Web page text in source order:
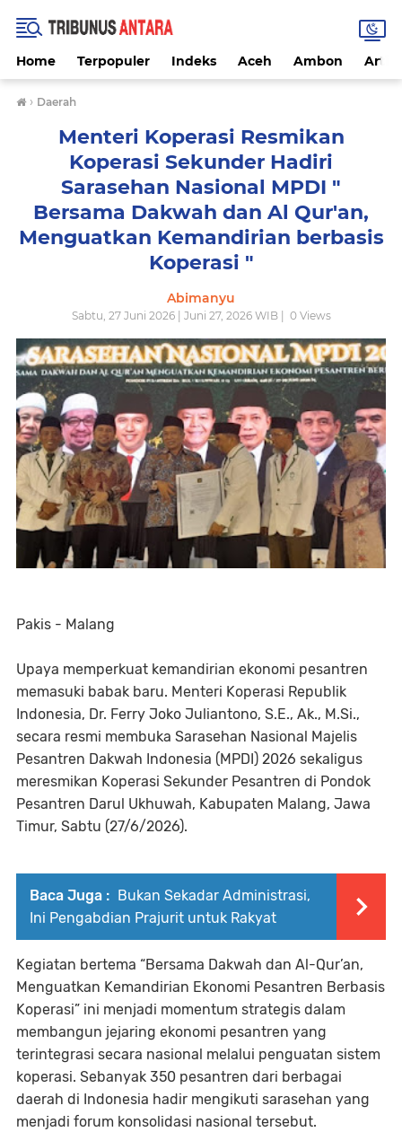
Home Terpopuler Indeks Aceh Ambon
› Daerah
Menteri Koperasi Resmikan
Koperasi Sekunder Hadiri
Sarasehan Nasional MPDI "
Bersama Dakwah dan Al Qur'an,
Menguatkan Kemandirian berbasis
Koperasi "
Abimanyu
Sabtu, 27 Juni 2026 | Juni 27, 2026 WIB | 0Views
Pakis - Malang
Upaya memperkuat kemandirian ekonomi pesantren
memasuki babak baru. Menteri Koperasi Republik
Indonesia, Dr. Ferry Joko Juliantono, S.E., Ak., M.Si.,
secara resmi membuka Sarasehan Nasional Majelis
Pesantren Dakwah Indonesia (MPDI) 2026 sekaligus
meresmikan Koperasi Sekunder Pesantren di Pondok
Pesantren Darul Ukhuwah, Kabupaten Malang, Jawa
Timur, Sabtu (27/6/2026).
Baca Juga :
Bukan Sekadar Administrasi,
Ini Pengabdian Prajurit untuk Rakyat
Kegiatan bertema “Bersama Dakwah dan Al-Qur’an,
Menguatkan Kemandirian Ekonomi Pesantren Berbasis
Koperasi” ini menjadi momentum strategis dalam
membangun jejaring ekonomi pesantren yang
terintegrasi secara nasional melalui penguatan sistem
koperasi. Sebanyak 350 pesantren dari berbagai
daerah di Indonesia hadir mengikuti sarasehan yang
menjadi forum konsolidasi nasional tersebut.